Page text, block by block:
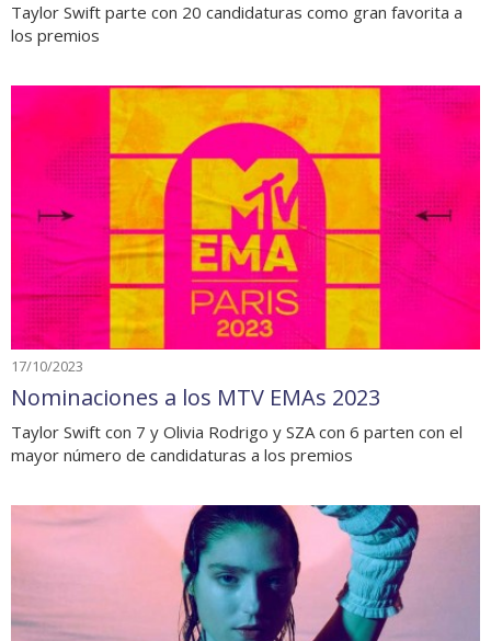
Taylor Swift parte con 20 candidaturas como gran favorita a
los premios
17/10/2023
Nominaciones a los MTV EMAs 2023
Taylor Swift con 7 y Olivia Rodrigo y SZA con 6 parten con el
mayor número de candidaturas a los premios